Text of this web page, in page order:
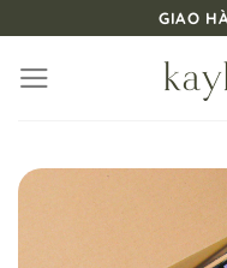
nội
GIAO